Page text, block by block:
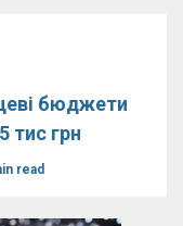
бюджети
тис грн
read